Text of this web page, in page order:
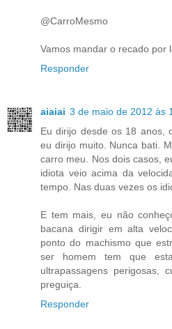
@CarroMesmo
Vamos mandar o recado por
Responder
aiaiai 3 de maio de 2012 às
Eu dirijo desde os 18 anos,
eu dirijo muito. Nunca bati.
carro meu. Nos dois casos,
idiota veio acima da
tempo. Nas duas vezes os
E tem mais, eu não
bacana dirigir em alta
ponto do machismo que
ser homem tem que
ultrapassagens perigosas,
preguiça.
Responder